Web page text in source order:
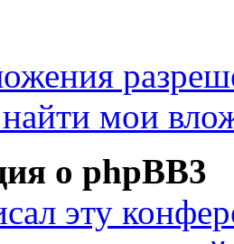
мои
о phpBB3
эту